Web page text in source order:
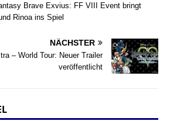
Brave Exvius: FF VIII Event bringt
Rinoa ins Spiel
NÄCHSTER
– World Tour: Neuer Trailer
veröffentlicht